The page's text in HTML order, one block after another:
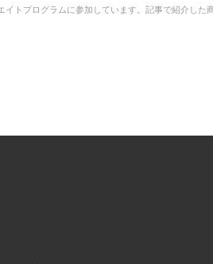
トプログラムに参加しています。記事で紹介した